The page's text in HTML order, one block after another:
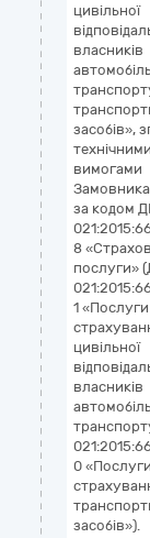
цивільної
власників
засобів»,
технічними
вимогами
Замовника
за кодом
8
послуги»
1 «Послуги
цивільної
власників
0 «Послуги
засобів»).